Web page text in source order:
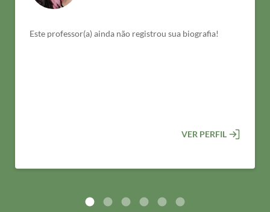
Este professor(a) ainda não registrou sua biografia!
VER PERFIL